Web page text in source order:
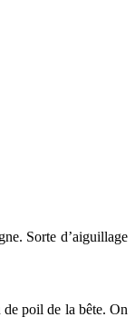
Sorte d’aiguillage
poil de la bête. On